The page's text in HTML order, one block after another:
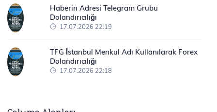
Haberin Adresi Telegram Grubu
Dolandırıcılığı
17.07.2026 22:19
TFG İstanbul Menkul Adı Kullanılarak Forex
Dolandırıcılığı
17.07.2026 22:18